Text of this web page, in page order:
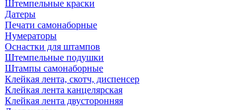
Штемпельные краски
Датеры
Печати самонаборные
Нумераторы
Оснастки для штампов
Штемпельные подушки
Штампы самонаборные
Клейкая лента, скотч, диспенсер
Клейкая лента канцелярская
Клейкая лента двусторонняя